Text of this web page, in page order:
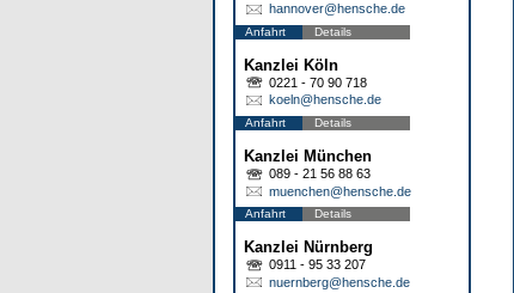
hannover@hensche.de
Anfahrt Details
Kanzlei Köln
0221 - 70 90 718
koeln@hensche.de
Anfahrt Details
Kanzlei München
089 - 21 56 88 63
muenchen@hensche.de
Anfahrt Details
Kanzlei Nürnberg
0911 - 95 33 207
nuernberg@hensche.de